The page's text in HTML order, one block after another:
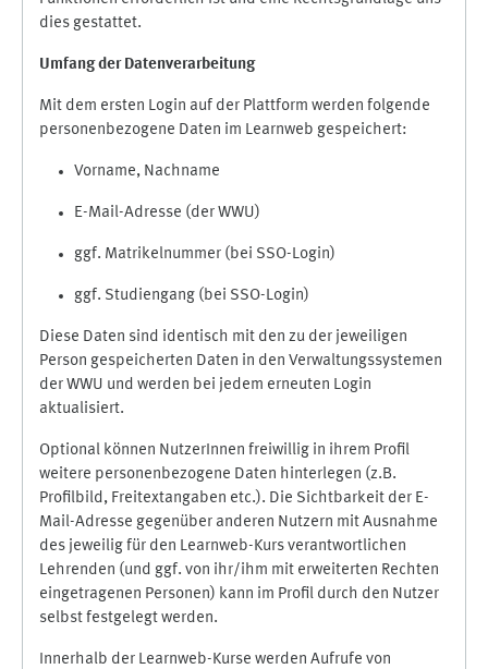
dies gestattet.
Umfang der Datenverarbeitung
Mit dem ersten Login auf der Plattform werden folgende
personenbezogene Daten im Learnweb gespeichert:
Vorname, Nachname
E-Mail-Adresse (der WWU)
ggf. Matrikelnummer (bei SSO-Login)
ggf. Studiengang (bei SSO-Login)
Diese Daten sind identisch mit den zu der jeweiligen
Person gespeicherten Daten in den Verwaltungssystemen
der WWU und werden bei jedem erneuten Login
aktualisiert.
Optional können NutzerInnen freiwillig in ihrem Profil
weitere personenbezogene Daten hinterlegen (z.B.
Profilbild, Freitextangaben etc.). Die Sichtbarkeit der E-
Mail-Adresse gegenüber anderen Nutzern mit Ausnahme
des jeweilig für den Learnweb-Kurs verantwortlichen
Lehrenden (und ggf. von ihr/ihm mit erweiterten Rechten
eingetragenen Personen) kann im Profil durch den Nutzer
selbst festgelegt werden.
Innerhalb der Learnweb-Kurse werden Aufrufe von